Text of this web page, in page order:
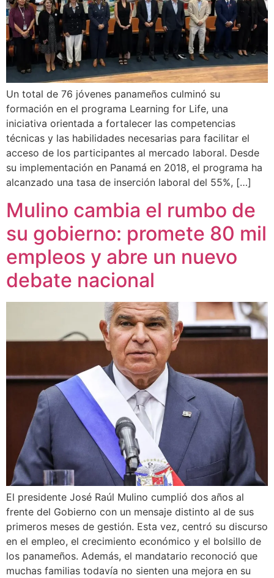
Un total de 76 jóvenes panameños culminó su
formación en el programa Learning for Life, una
iniciativa orientada a fortalecer las competencias
técnicas y las habilidades necesarias para facilitar el
acceso de los participantes al mercado laboral. Desde
su implementación en Panamá en 2018, el programa ha
alcanzado una tasa de inserción laboral del 55%, […]
Mulino cambia el rumbo de
su gobierno: promete 80 mil
empleos y abre un nuevo
debate nacional
El presidente José Raúl Mulino cumplió dos años al
frente del Gobierno con un mensaje distinto al de sus
primeros meses de gestión. Esta vez, centró su discurso
en el empleo, el crecimiento económico y el bolsillo de
los panameños. Además, el mandatario reconoció que
muchas familias todavía no sienten una mejora en su